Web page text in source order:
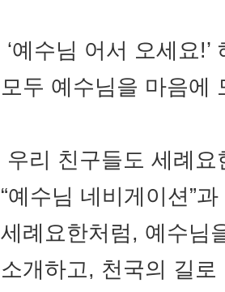
‘예수님 어서 오세요!’
모두 예수님을 마음에
우리 친구들도 세례
“예수님 네비게이션”
세례요한처럼, 예수님
소개하고, 천국의 길